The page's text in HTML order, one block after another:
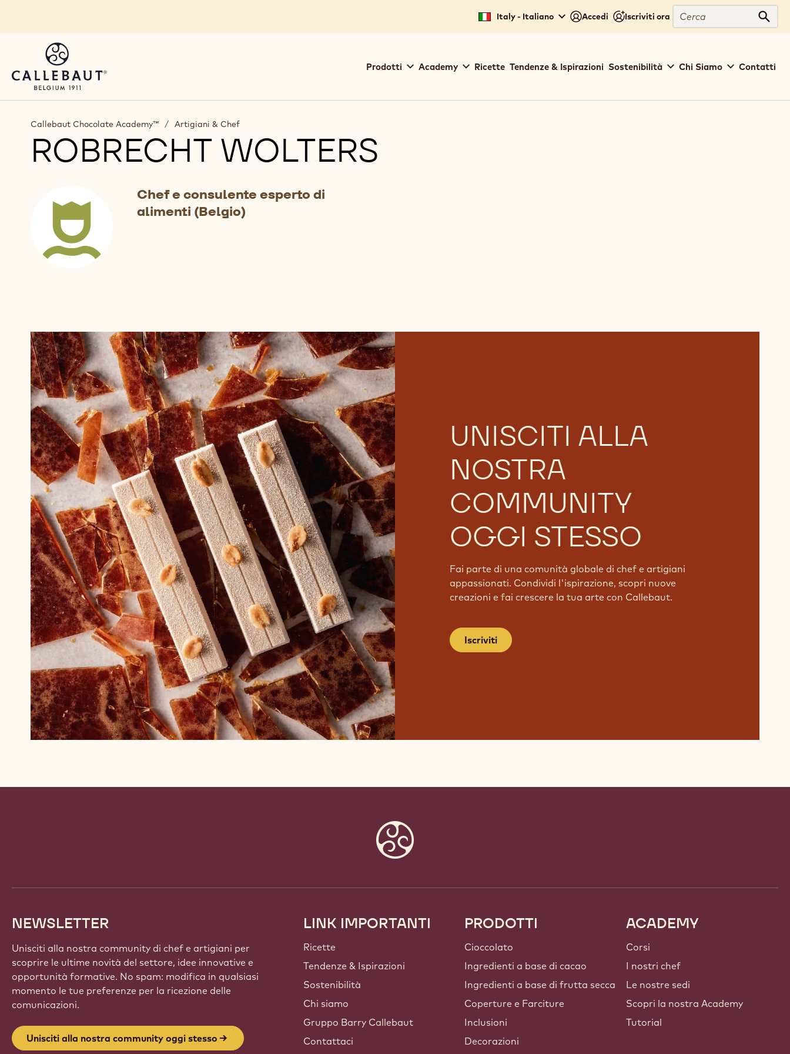
Italy - Italiano Accedi Iscriviti ora
Cerca
navigation
Prodotti Academy Ricette Tendenze & Ispirazioni Sostenibilità Chi Siamo Contatti
Callebaut Chocolate Academy™ / Artigiani & Chef
ROBRECHT WOLTERS
Chef e consulente esperto di
alimenti (Belgio)
UNISCITI ALLA
NOSTRA
COMMUNITY
OGGI STESSO
Fai parte di una comunità globale di chef e artigiani
appassionati. Condividi l'ispirazione, scopri nuove
creazioni e fai crescere la tua arte con Callebaut.
Iscriviti
NEWSLETTER
Unisciti alla nostra community di chef e artigiani per
scoprire le ultime novità del settore, idee innovative e
opportunità formative. No spam: modifica in qualsiasi
momento le tue preferenze per la ricezione delle
comunicazioni.
Unisciti alla nostra community oggi stesso
Footer
Callebaut
LINK IMPORTANTI
Ricette
Tendenze & Ispirazioni
Sostenibilità
Chi siamo
Gruppo Barry Callebaut
Contattaci
PRODOTTI
Cioccolato
Ingredienti a base di cacao
Ingredienti a base di frutta secca
Coperture e Farciture
Inclusioni
Decorazioni
ACADEMY
Corsi
I nostri chef
Le nostre sedi
Scopri la nostra Academy
Tutorial